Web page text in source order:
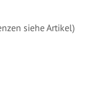
siehe Artikel)